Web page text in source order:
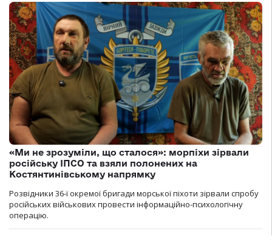
«Ми не зрозуміли, що сталося»: морпіхи зірвали
російську ІПСО та взяли полонених на
Костянтинівському напрямку
Розвідники 36-ї окремої бригади морської піхоти зірвали спробу
російських військових провести інформаційно-психологічну
операцію.